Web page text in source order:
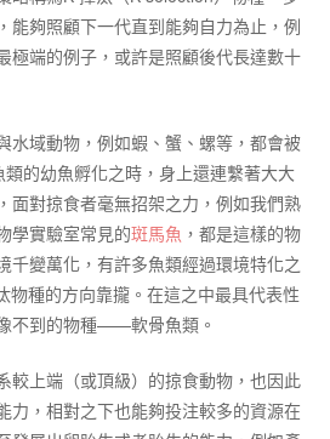
能夠照顧下一代直到能夠自力為止，例
極端的例子，或許是照顧後代長達數十
水域動物，例如蝦、蟹、螺等，都會被
的幼魚孵化之時，身上還連繫著大大
面對掠食者毫無招架之力，例如我們熟
學實驗室常見的斑馬魚 ，都是這樣的物
千變萬化，有許多魚類經過環境特化之
物種的方向靠攏。在這之中最具代表性
不到的物種——軟骨魚類。
較上端（或頂級）的掠食動物，也因此
力，相對之下也能夠投注較多的資源在